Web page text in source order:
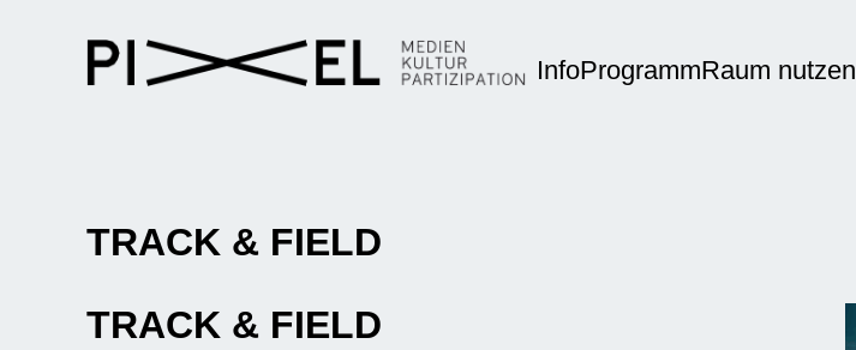
InfoProgrammRaum nutzen
TRACK & FIELD
TRACK & FIELD